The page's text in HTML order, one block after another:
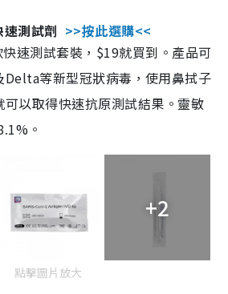
測試劑 >>按此選購<<
速測試套裝，$19就買到。產品可
等新型冠狀病毒，使用鼻拭子
以取得快速抗原測試結果。靈敏
。
+2
點擊圖片放大